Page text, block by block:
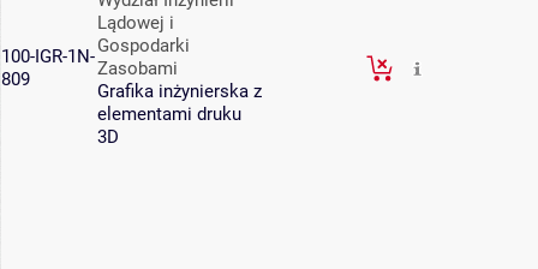
100-IGR-1N-
809
Lądowej i
Gospodarki
Zasobami
Grafika inżynierska z
elementami druku
3D